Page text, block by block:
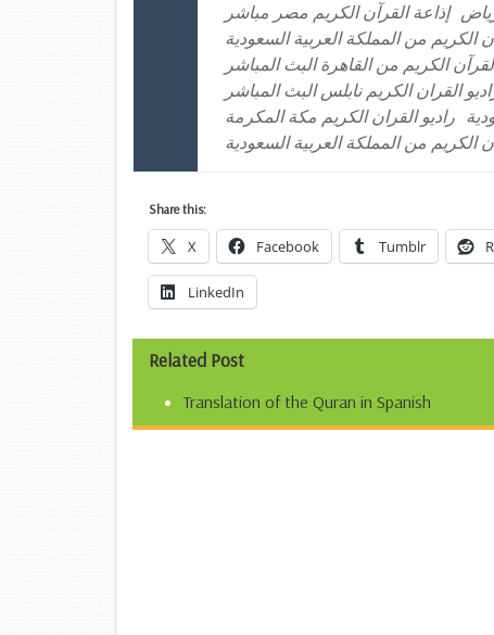
إذاعة القرآن الكريم مصر مباشر
الكريم من المملكة العربية السعودية
الكريم من القاهرة البث المباشر
القران الكريم نابلس البث المباشر
راديو القران الكريم مكة المكرمة
الكريم من المملكة العربية السعودية
Share this:
X Facebook Tumblr
LinkedIn
Related Post
Translation of the Quran in Spanish